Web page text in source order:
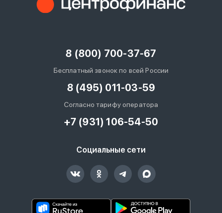
8 (800) 700-37-67
Бесплатный звонок по всей России
8 (495) 011-03-59
Согласно тарифу оператора
+7 (931) 106-54-50
Социальные сети